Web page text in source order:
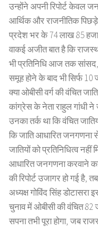
उन्होंने अपनी रिपोर्ट केवल
आर्थिक और राजनीतिक
प्रदेश भर के 74 लाख 85
वाकई अजीत बात है कि
भी प्रतिनिधि आज तक
समूह होने के बाद भी सिर्फ 10
क्या ओबीसी वर्ग की वंचित
कांग्रेस के नेता राहुल गांधी
उनका तर्क था कि वंचित
कि जाति आधारित जनगणना
जातियों को प्रतिनिधित्व
आधारित जनगणना करवाने
की रिपोर्ट उजागर हो गई
अध्यक्ष गोविंद सिंह डोटासरा
चुनाव में ओबीसी की वंचित 82
सपना तभी पूरा होगा, जब